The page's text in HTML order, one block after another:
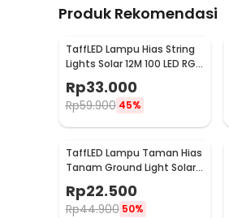
Produk Rekomendasi
TaffLED Lampu Hias String
Lights Solar 12M 100 LED RGB
Waterproof - YY-3210
Rp33.000
Rp59.900 45%
TaffLED Lampu Taman Hias
Tanam Ground Light Solar
Rp22.500
Rp44.900 50%